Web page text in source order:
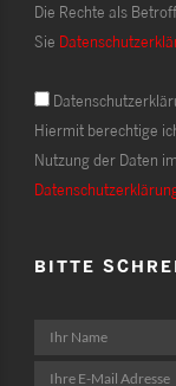
Die Rechte als
Sie
Hiermit berechtige
Nutzung der Daten
BITTE